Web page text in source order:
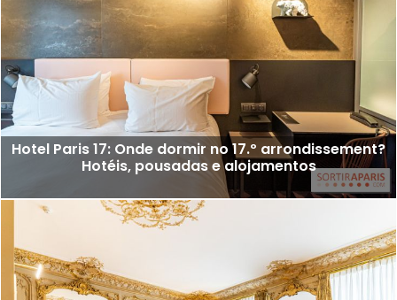
Hotel Paris 17: Onde dormir no 17.º arrondissement?
Hotéis, pousadas e alojamentos